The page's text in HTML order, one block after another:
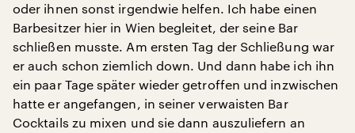
oder ihnen sonst irgendwie helfen. Ich habe einen
Barbesitzer hier in Wien begleitet, der seine Bar
schließen musste. Am ersten Tag der Schließung war
er auch schon ziemlich down. Und dann habe ich ihn
ein paar Tage später wieder getroffen und inzwischen
hatte er angefangen, in seiner verwaisten Bar
Cocktails zu mixen und sie dann auszuliefern an